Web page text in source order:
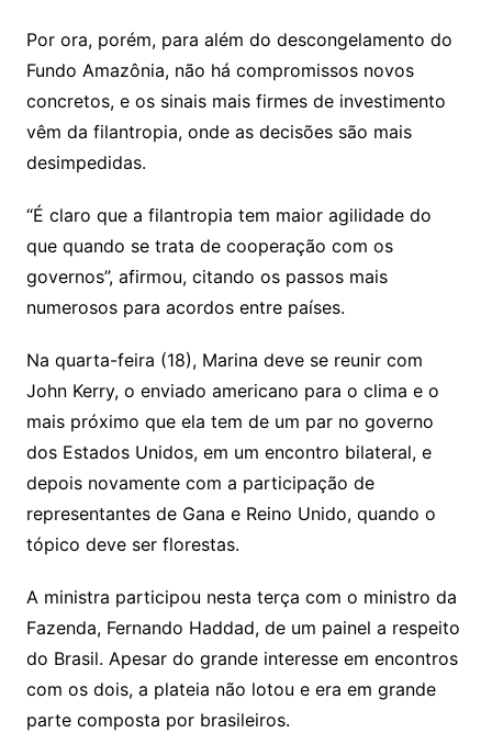
Por ora, porém, para além do descongelamento do
Fundo Amazônia, não há compromissos novos
concretos, e os sinais mais firmes de investimento
vêm da filantropia, onde as decisões são mais
desimpedidas.
“É claro que a filantropia tem maior agilidade do
que quando se trata de cooperação com os
governos”, afirmou, citando os passos mais
numerosos para acordos entre países.
Na quarta-feira (18), Marina deve se reunir com
John Kerry, o enviado americano para o clima e o
mais próximo que ela tem de um par no governo
dos Estados Unidos, em um encontro bilateral, e
depois novamente com a participação de
representantes de Gana e Reino Unido, quando o
tópico deve ser florestas.
A ministra participou nesta terça com o ministro da
Fazenda, Fernando Haddad, de um painel a respeito
do Brasil. Apesar do grande interesse em encontros
com os dois, a plateia não lotou e era em grande
parte composta por brasileiros.